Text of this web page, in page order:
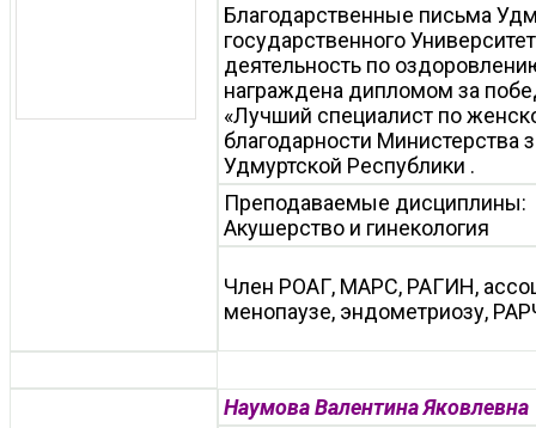
Благодарственные письма
государственного
деятельность по
награждена дипломом за
«Лучший специалист по
благодарности Министерства
Удмуртской Республики .
Преподаваемые дисциплины:
Акушерство и гинекология
Член РОАГ, МАРС, РАГИН,
менопаузе, эндометриозу,
Наумова Валентина Яковлевна